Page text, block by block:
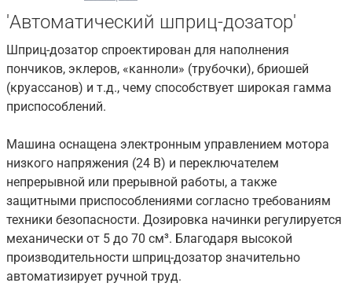
'Автоматический шприц-дозатор'
Шприц-дозатор спроектирован для наполнения
пончиков, эклеров, «канноли» (трубочки), бриошей
(круассанов) и т.д., чему способствует широкая гамма
приспособлений.
Машина оснащена электронным управлением мотора
низкого напряжения (24 В) и переключателем
непрерывной или прерывной работы, а также
защитными приспособлениями согласно требованиям
техники безопасности. Дозировка начинки регулируется
механически от 5 до 70 см³. Благодаря высокой
производительности шприц-дозатор значительно
автоматизирует ручной труд.